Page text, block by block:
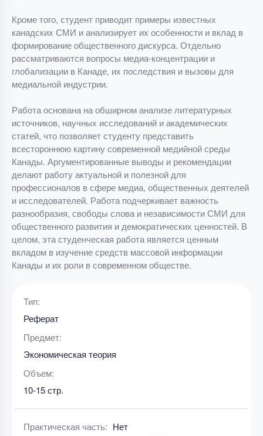
Кроме того, студент приводит примеры известных
канадских СМИ и анализирует их особенности и вклад в
формирование общественного дискурса. Отдельно
рассматриваются вопросы медиа-концентрации и
глобализации в Канаде, их последствия и вызовы для
медиальной индустрии.
Работа основана на обширном анализе литературных
источников, научных исследований и академических
статей, что позволяет студенту представить
всестороннюю картину современной медийной среды
Канады. Аргументированные выводы и рекомендации
делают работу актуальной и полезной для
профессионалов в сфере медиа, общественных деятелей
и исследователей. Работа подчеркивает важность
разнообразия, свободы слова и независимости СМИ для
общественного развития и демократических ценностей. В
целом, эта студенческая работа является ценным
вкладом в изучение средств массовой информации
Канады и их роли в современном обществе.
Тип:
Реферат
Предмет:
Экономическая теория
Объем:
10-15 стр.
Практическая часть: Нет